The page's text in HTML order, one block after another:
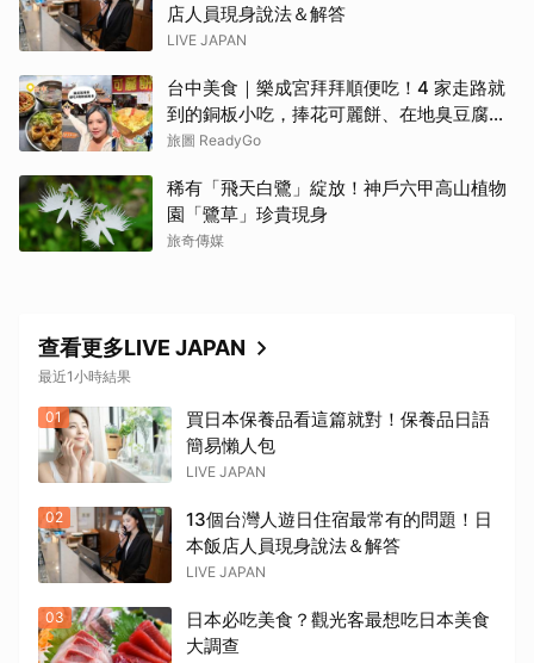
店人員現身說法＆解答
LIVE JAPAN
台中美食｜樂成宮拜拜順便吃！4 家走路就
到的銅板小吃，捧花可麗餅、在地臭豆腐、
烤甜甜圈一次收
旅圖 ReadyGo
稀有「飛天白鷺」綻放！神戶六甲高山植物
園「鷺草」珍貴現身
旅奇傳媒
查看更多LIVE JAPAN
最近1小時結果
01
買日本保養品看這篇就對！保養品日語
簡易懶人包
LIVE JAPAN
02
13個台灣人遊日住宿最常有的問題！日
本飯店人員現身說法＆解答
LIVE JAPAN
03
日本必吃美食？觀光客最想吃日本美食
大調查